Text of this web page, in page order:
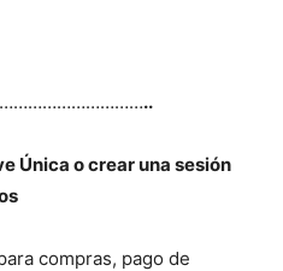
..
Única o crear una sesión
compras, pago de